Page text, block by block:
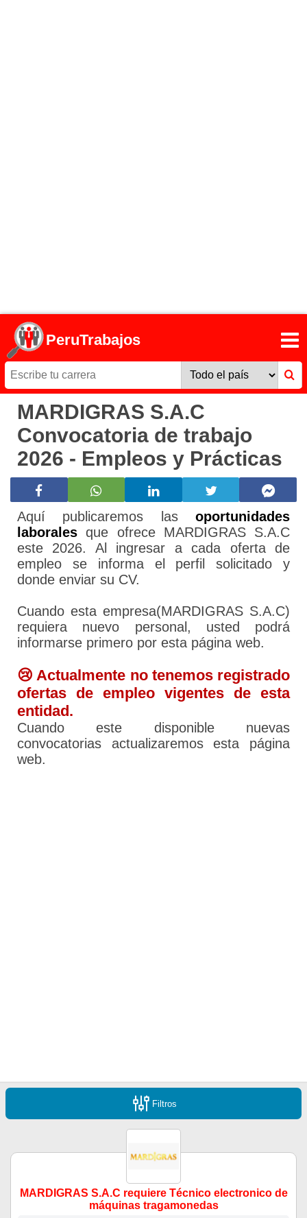
PeruTrabajos
MARDIGRAS S.A.C
Convocatoria de trabajo
2026 - Empleos y Prácticas
Aquí publicaremos las oportunidades
laborales que ofrece MARDIGRAS S.A.C
este 2026. Al ingresar a cada oferta de
empleo se informa el perfil solicitado y
donde enviar su CV.
Cuando esta empresa(MARDIGRAS S.A.C)
requiera nuevo personal, usted podrá
informarse primero por esta página web.
😢 Actualmente no tenemos registrado
ofertas de empleo vigentes de esta
entidad.
Cuando este disponible nuevas
convocatorias actualizaremos esta página
web.
Filtros
MARDIGRAS S.A.C requiere Técnico electronico de
máquinas tragamonedas